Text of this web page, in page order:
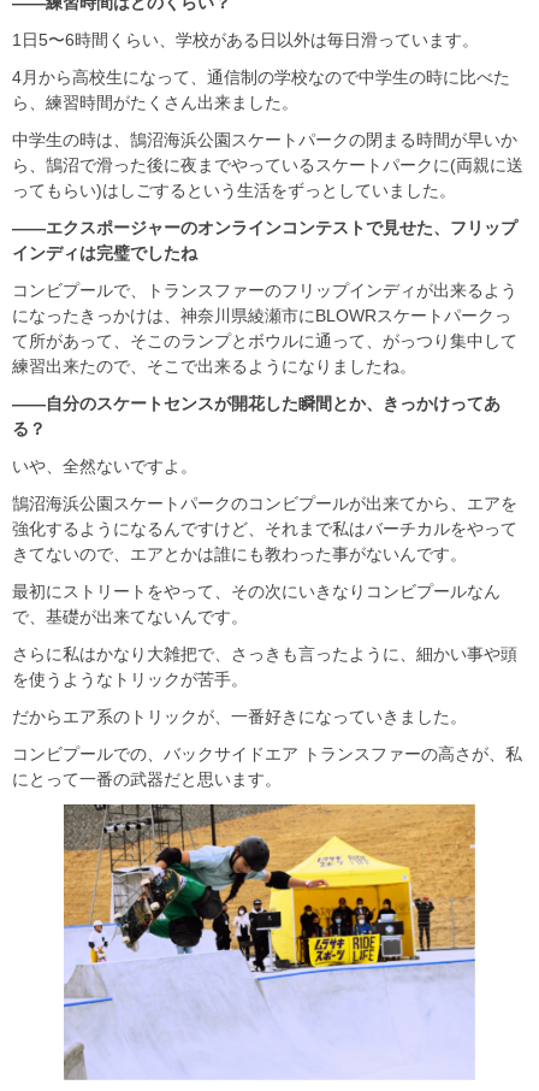
1日5〜6時間くらい、学校がある日以外は毎日滑っています。
4月から高校生になって、通信制の学校なので中学生の時に比べた
ら、練習時間がたくさん出来ました。
中学生の時は、鵠沼海浜公園スケートパークの閉まる時間が早いか
ら、鵠沼で滑った後に夜までやっているスケートパークに(両親に送
ってもらい)はしごするという生活をずっとしていました。
――エクスポージャーのオンラインコンテストで見せた、フリップ
インディは完璧でしたね
コンビプールで、トランスファーのフリップインディが出来るよう
になったきっかけは、神奈川県綾瀬市にBLOWRスケートパークっ
て所があって、そこのランプとボウルに通って、がっつり集中して
練習出来たので、そこで出来るようになりましたね。
――自分のスケートセンスが開花した瞬間とか、きっかけってあ
る？
いや、全然ないですよ。
鵠沼海浜公園スケートパークのコンビプールが出来てから、エアを
強化するようになるんですけど、それまで私はバーチカルをやって
きてないので、エアとかは誰にも教わった事がないんです。
最初にストリートをやって、その次にいきなりコンビプールなん
で、基礎が出来てないんです。
さらに私はかなり大雑把で、さっきも言ったように、細かい事や頭
を使うようなトリックが苦手。
だからエア系のトリックが、一番好きになっていきました。
コンビプールでの、バックサイドエア トランスファーの高さが、私
にとって一番の武器だと思います。